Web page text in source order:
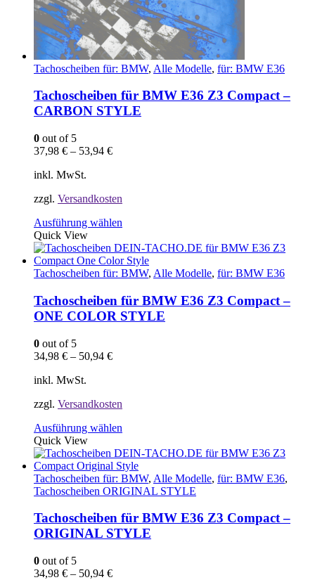
Tachoscheiben für: BMW, Alle Modelle, für: BMW E36
Tachoscheiben für BMW E36 Z3 Compact –
CARBON STYLE
0 out of 5
37,98 € – 53,94 €
inkl. MwSt.
zzgl. Versandkosten
Ausführung wählen
weist
mehrere
Varianten
Die
Optionen
können
Quick View
Tachoscheiben für: BMW, Alle Modelle, für: BMW E36
Tachoscheiben für BMW E36 Z3 Compact –
ONE COLOR STYLE
0 out of 5
34,98 € – 50,94 €
inkl. MwSt.
zzgl. Versandkosten
Ausführung wählen
weist
mehrere
Varianten
auf.
Optionen
können
auf
Quick View
Tachoscheiben für: BMW, Alle Modelle, für: BMW E36,
Tachoscheiben ORIGINAL STYLE
Tachoscheiben für BMW E36 Z3 Compact –
ORIGINAL STYLE
0 out of 5
34,98 € – 50,94 €